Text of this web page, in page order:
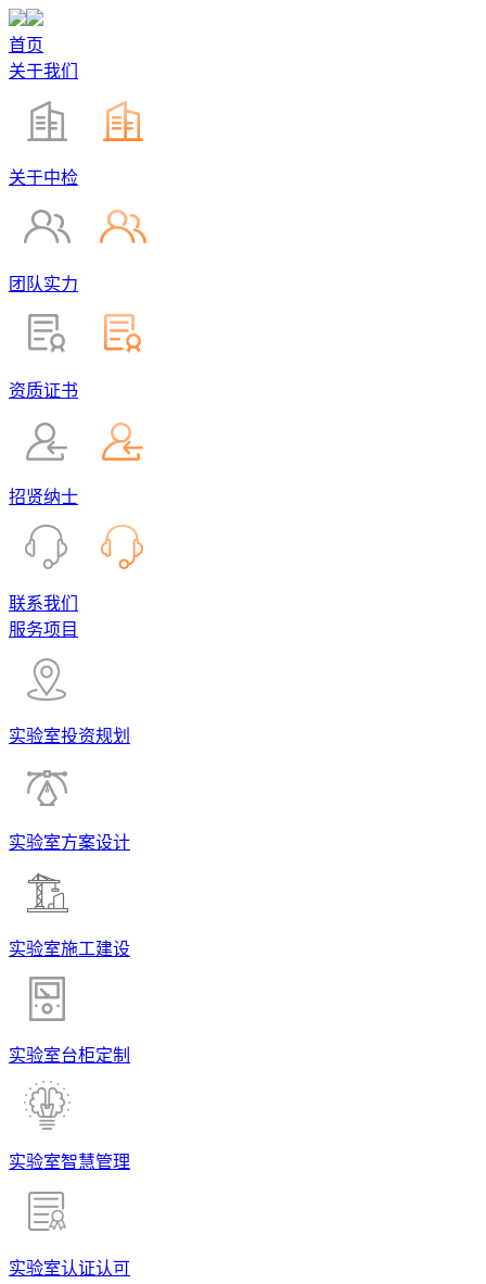
首页
关于我们
关于中检
团队实力
资质证书
招贤纳士
联系我们
服务项目
实验室投资规划
实验室方案设计
实验室施工建设
实验室台柜定制
实验室智慧管理
实验室认证认可